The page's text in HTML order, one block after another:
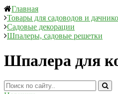
Главная
Товары для садоводов и
Садовые декорации
Шпалеры, садовые решетки
Шпалера для